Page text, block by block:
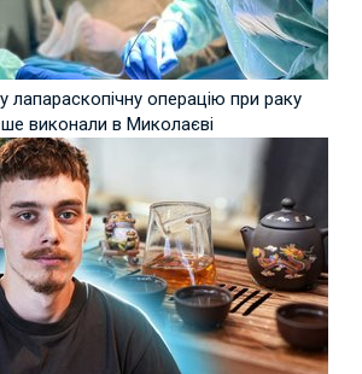
операцію при раку
виконали в Миколаєві